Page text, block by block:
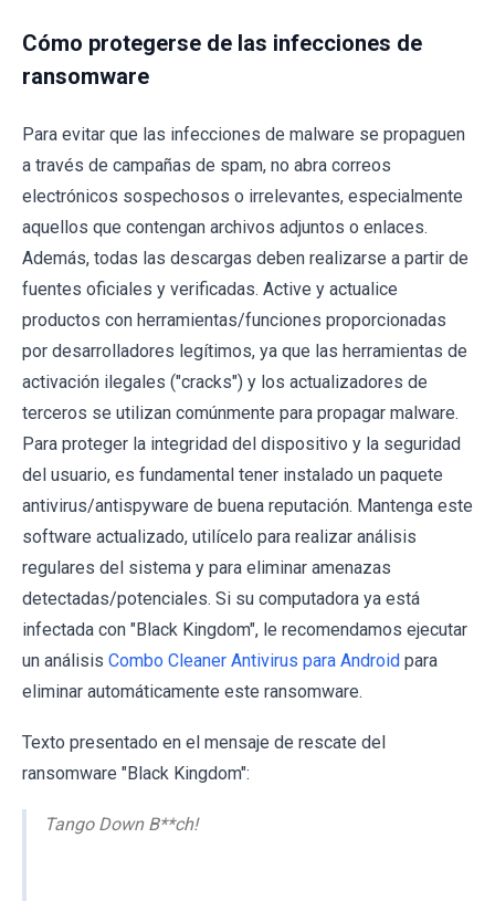
Cómo protegerse de las infecciones de
ransomware
Para evitar que las infecciones de malware se propaguen
a través de campañas de spam, no abra correos
electrónicos sospechosos o irrelevantes, especialmente
aquellos que contengan archivos adjuntos o enlaces.
Además, todas las descargas deben realizarse a partir de
fuentes oficiales y verificadas. Active y actualice
productos con herramientas/funciones proporcionadas
por desarrolladores legítimos, ya que las herramientas de
activación ilegales ("cracks") y los actualizadores de
terceros se utilizan comúnmente para propagar malware.
Para proteger la integridad del dispositivo y la seguridad
del usuario, es fundamental tener instalado un paquete
antivirus/antispyware de buena reputación. Mantenga este
software actualizado, utilícelo para realizar análisis
regulares del sistema y para eliminar amenazas
detectadas/potenciales. Si su computadora ya está
infectada con "Black Kingdom", le recomendamos ejecutar
un análisis Combo Cleaner Antivirus para Android para
eliminar automáticamente este ransomware.
Texto presentado en el mensaje de rescate del
ransomware "Black Kingdom":
Tango Down B**ch!